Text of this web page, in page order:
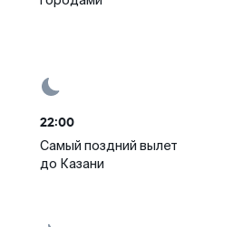
22:00
Самый поздний вылет
до Казани